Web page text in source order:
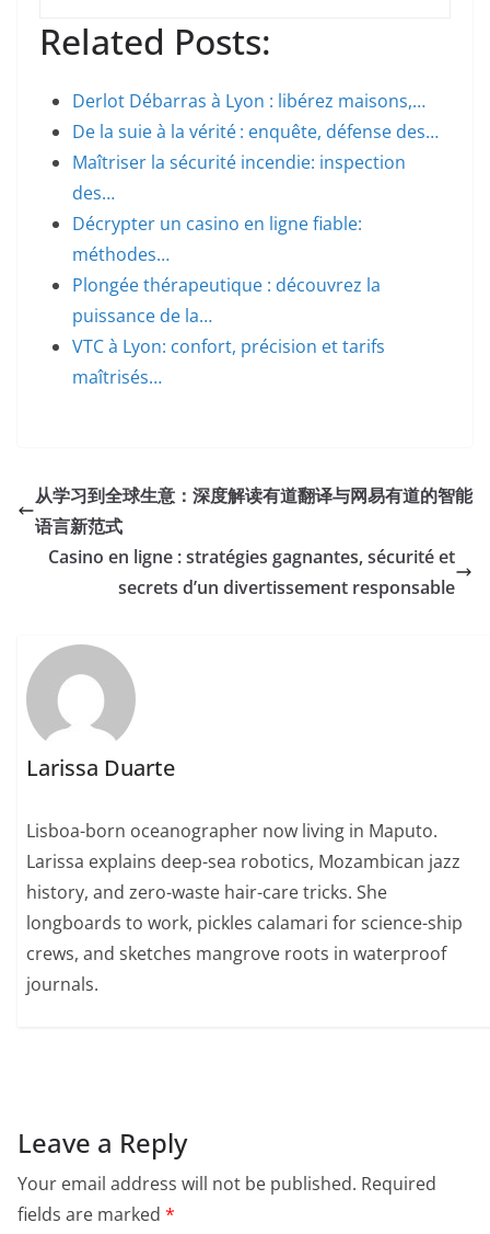
Related Posts:
Derlot Débarras à Lyon : libérez maisons,…
De la suie à la vérité : enquête, défense des…
Maîtriser la sécurité incendie: inspection
des…
Décrypter un casino en ligne fiable:
méthodes…
Plongée thérapeutique : découvrez la
puissance de la…
VTC à Lyon: confort, précision et tarifs
maîtrisés…
从学习到全球生意：深度解读有道翻译与网易有道的智能
语言新范式
Casino en ligne : stratégies gagnantes, sécurité et
secrets d’un divertissement responsable
Larissa Duarte
Lisboa-born oceanographer now living in Maputo.
Larissa explains deep-sea robotics, Mozambican jazz
history, and zero-waste hair-care tricks. She
longboards to work, pickles calamari for science-ship
crews, and sketches mangrove roots in waterproof
journals.
Leave a Reply
Your email address will not be published. Required
fields are marked *